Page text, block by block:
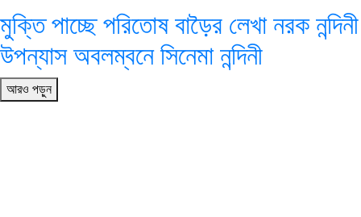
মুক্তি পাচ্ছে পরিতোষ বাড়ৈর লেখা নরক নন্দিনী
উপন্যাস অবলম্বনে সিনেমা নন্দিনী
আরও পড়ুন